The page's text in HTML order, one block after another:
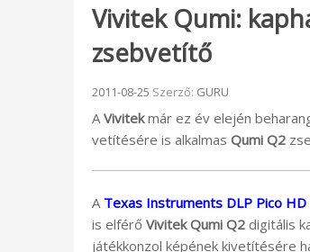
Vivitek Qumi:
zsebvetítő
Beküldve:
2011-08-25 Szerző: GURU
A Vivitekmár ez év elején
vetítésére is alkalmas Qumi Q2
A Texas Instruments DLP Pico
is elférő Vivitek Qumi Q2 digitális
játékkonzol képének kivetítésére